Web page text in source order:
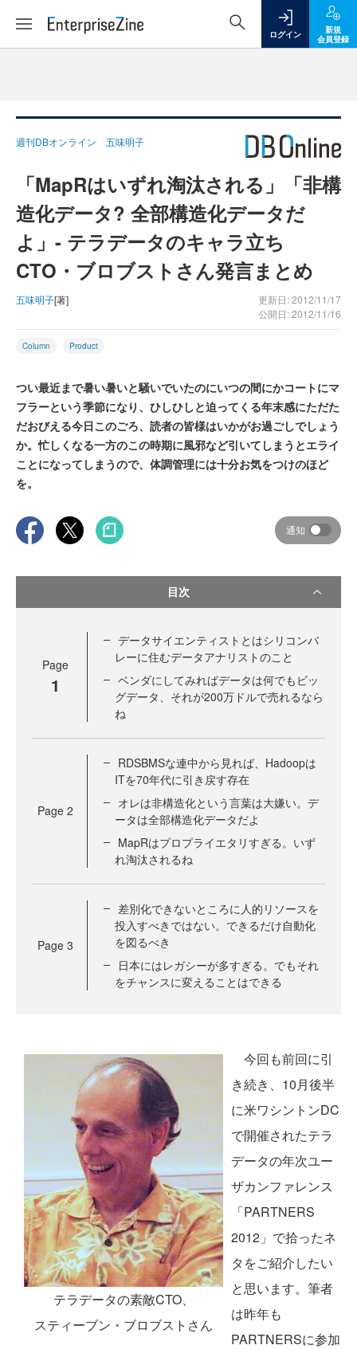
ログイン
新規
会員登録
週刊DBオンライン 五味明子
「MapRはいずれ淘汰される」「非構
造化データ? 全部構造化データだ
よ」- テラデータのキャラ立ち
CTO・ブロブストさん発言まとめ
五味明子[著]
更新日: 2012/11/17
公開日: 2012/11/16
Column Product
つい最近まで暑い暑いと騒いでいたのにいつの間にかコートにマ
フラーという季節になり、ひしひしと迫ってくる年末感にただた
だおびえる今日このごろ、読者の皆様はいかがお過ごしでしょう
か。忙しくなる一方のこの時期に風邪など引いてしまうとエライ
ことになってしまうので、体調管理には十分お気をつけのほど
を。
通知
目次
Page
1
データサイエンティストとはシリコンバ
レーに住むデータアナリストのこと
ベンダにしてみればデータは何でもビッ
グデータ、それが200万ドルで売れるなら
ね
Page 2
RDSBMSな連中から見れば、Hadoopは
ITを70年代に引き戻す存在
オレは非構造化という言葉は大嫌い。デ
ータは全部構造化データだよ
MapRはプロプライエタリすぎる。いず
れ淘汰されるね
Page 3
差別化できないところに人的リソースを
投入すべきではない。できるだけ自動化
を図るべき
日本にはレガシーが多すぎる。でもそれ
をチャンスに変えることはできる
テラデータの素敵CTO、
スティーブン・ブロブストさん
今回も前回に引
き続き、10月後半
に米ワシントンDC
で開催されたテラ
データの年次ユー
ザカンファレンス
「PARTNERS
2012」で拾ったネ
タをご紹介したい
と思います。筆者
は昨年も
PARTNERSに参加